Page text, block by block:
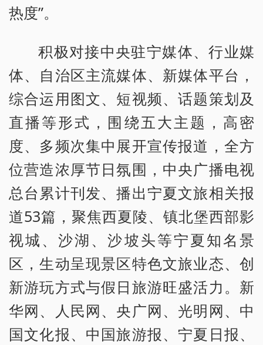
热度”。
积极对接中央驻宁媒体、行业媒
体、自治区主流媒体、新媒体平台，
综合运用图文、短视频、话题策划及
直播等形式，围绕五大主题，高密
度、多频次集中展开宣传报道，全方
位营造浓厚节日氛围，中央广播电视
总台累计刊发、播出宁夏文旅相关报
道53篇，聚焦西夏陵、镇北堡西部影
视城、沙湖、沙坡头等宁夏知名景
区，生动呈现景区特色文旅业态、创
新游玩方式与假日旅游旺盛活力。新
华网、人民网、央广网、光明网、中
国文化报、中国旅游报、宁夏日报、